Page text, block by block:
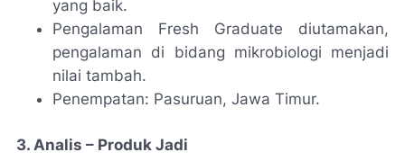
yang baik.
Pengalaman Fresh Graduate diutamakan,
pengalaman di bidang mikrobiologi menjadi
nilai tambah.
Penempatan: Pasuruan, Jawa Timur.
3. Analis – Produk Jadi